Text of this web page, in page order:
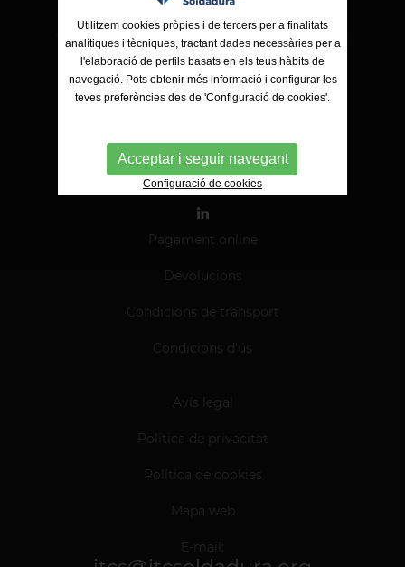
ITCS - Institut Tècnic Català de la Soldadura
Ctra. de Molins de Rei a Sabadell, 79, Nau 8 bis
08191 Rubí (Barcelona)
Pagament online
Devolucions
Condicions de transport
Condicions d'ús
Avís legal
Política de privacitat
Política de cookies
Mapa web
E-mail:
Utilitzem cookies pròpies i de tercers per a finalitats
analítiques i tècniques, tractant dades necessàries per a
l'elaboració de perfils basats en els teus hàbits de
navegació. Pots obtenir més informació i configurar les
teves preferències des de 'Configuració de cookies'.
Acceptar i seguir navegant
Configuració de cookies